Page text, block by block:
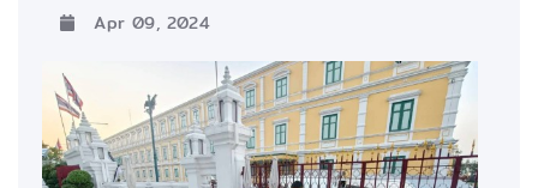
Apr 09, 2024